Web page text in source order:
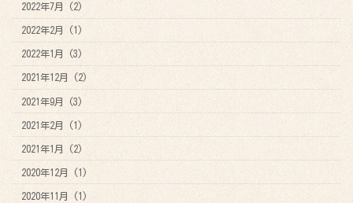
2022年7月 (2)
2022年2月 (1)
2022年1月 (3)
2021年12月 (2)
2021年9月 (3)
2021年2月 (1)
2021年1月 (2)
2020年12月 (1)
2020年11月 (1)